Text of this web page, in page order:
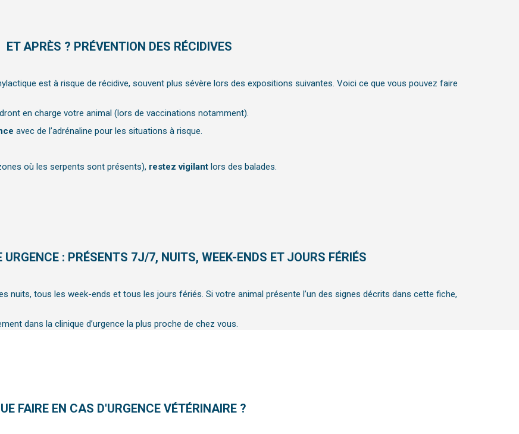
ET APRÈS ? PRÉVENTION DES RÉCIDIVES
est à risque de récidive, souvent plus sévère lors des expositions suivantes. Voici ce que vous pouvez faire
en charge votre animal (lors de vaccinations notamment).
avec de l’adrénaline pour les situations à risque.
où les serpents sont présents), restez vigilant lors des balades.
: PRÉSENTS 7J/7, NUITS, WEEK-ENDS ET JOURS FÉRIÉS
nuits, tous les week-ends et tous les jours fériés. Si votre animal présente l’un des signes décrits dans cette fiche,
dans la clinique d’urgence la plus proche de chez vous.
FAIRE EN CAS D'URGENCE VÉTÉRINAIRE ?